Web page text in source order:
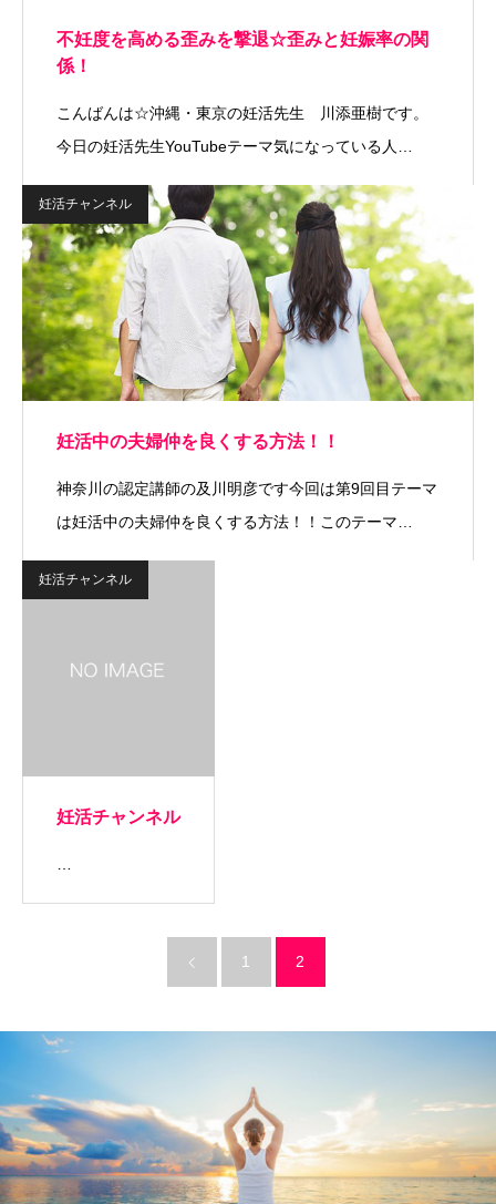
不妊度を高める歪みを撃退☆歪みと妊娠率の関
係！
こんばんは☆沖縄・東京の妊活先生 川添亜樹です。
今日の妊活先生YouTubeテーマ気になっている人…
妊活チャンネル
妊活中の夫婦仲を良くする方法！！
神奈川の認定講師の及川明彦です今回は第9回目テーマ
は妊活中の夫婦仲を良くする方法！！このテーマ…
妊活チャンネル
妊活チャンネル
1 2